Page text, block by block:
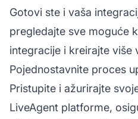
Gotovi ste i vaša
pregledajte sve moguće
integracije i kreirajte više
Pojednostavnite proces
Pristupite i ažurirajte
LiveAgent platforme,